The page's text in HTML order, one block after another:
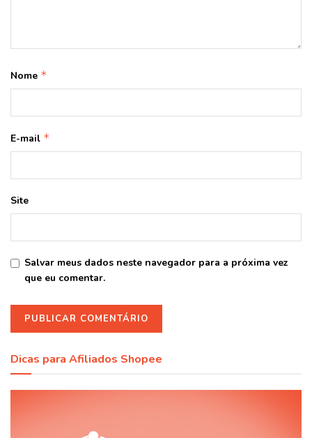
Nome *
E-mail *
Site
Salvar meus dados neste navegador para a próxima vez
que eu comentar.
Dicas para Afiliados Shopee